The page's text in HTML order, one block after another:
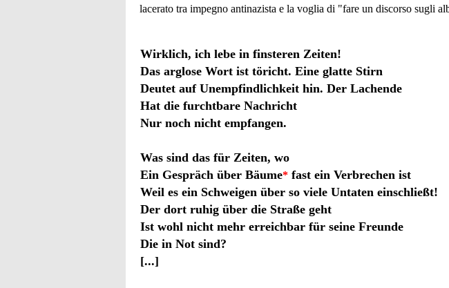
lacerato tra impegno antinazista e la voglia di "fare un discorso sugli
Wirklich, ich lebe in finsteren Zeiten!
Das arglose Wort ist töricht. Eine glatte Stirn
Deutet auf Unempfindlichkeit hin. Der Lachende
Hat die furchtbare Nachricht
Nur noch nicht empfangen.
Was sind das für Zeiten, wo
Ein Gespräch über Bäume* fast ein Verbrechen ist
Weil es ein Schweigen über so viele Untaten einschließt!
Der dort ruhig über die Straße geht
Ist wohl nicht mehr erreichbar für seine Freunde
Die in Not sind?
[...]